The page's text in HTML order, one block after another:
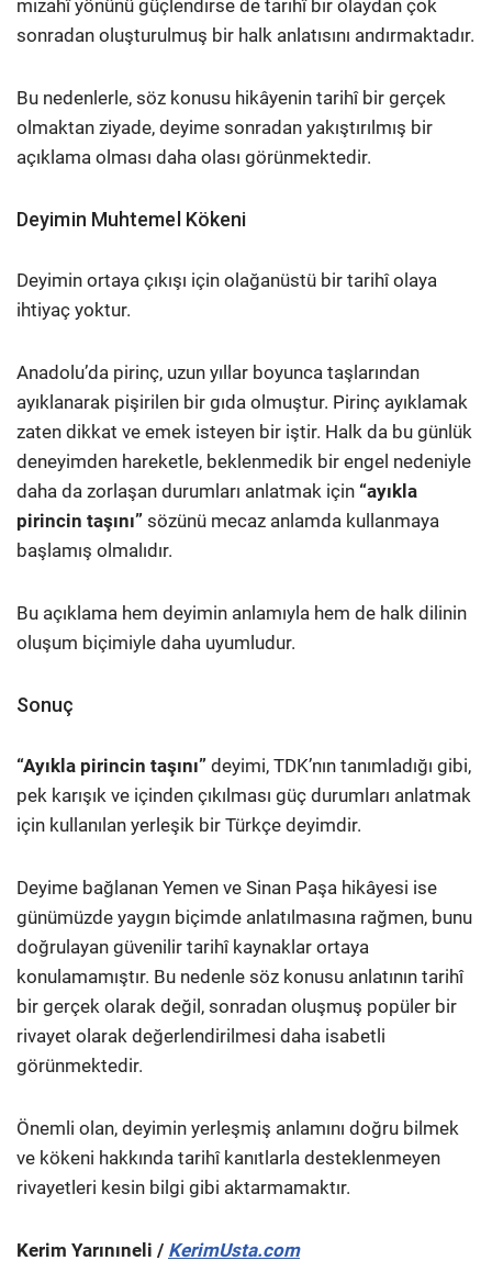
mizahî yönünü güçlendirse de tarihî bir olaydan çok
sonradan oluşturulmuş bir halk anlatısını andırmaktadır.
Bu nedenlerle, söz konusu hikâyenin tarihî bir gerçek
olmaktan ziyade, deyime sonradan yakıştırılmış bir
açıklama olması daha olası görünmektedir.
Deyimin Muhtemel Kökeni
Deyimin ortaya çıkışı için olağanüstü bir tarihî olaya
ihtiyaç yoktur.
Anadolu’da pirinç, uzun yıllar boyunca taşlarından
ayıklanarak pişirilen bir gıda olmuştur. Pirinç ayıklamak
zaten dikkat ve emek isteyen bir iştir. Halk da bu günlük
deneyimden hareketle, beklenmedik bir engel nedeniyle
daha da zorlaşan durumları anlatmak için “ayıkla
pirincin taşını” sözünü mecaz anlamda kullanmaya
başlamış olmalıdır.
Bu açıklama hem deyimin anlamıyla hem de halk dilinin
oluşum biçimiyle daha uyumludur.
Sonuç
“Ayıkla pirincin taşını” deyimi, TDK’nın tanımladığı gibi,
pek karışık ve içinden çıkılması güç durumları anlatmak
için kullanılan yerleşik bir Türkçe deyimdir.
Deyime bağlanan Yemen ve Sinan Paşa hikâyesi ise
günümüzde yaygın biçimde anlatılmasına rağmen, bunu
doğrulayan güvenilir tarihî kaynaklar ortaya
konulamamıştır. Bu nedenle söz konusu anlatının tarihî
bir gerçek olarak değil, sonradan oluşmuş popüler bir
rivayet olarak değerlendirilmesi daha isabetli
görünmektedir.
Önemli olan, deyimin yerleşmiş anlamını doğru bilmek
ve kökeni hakkında tarihî kanıtlarla desteklenmeyen
rivayetleri kesin bilgi gibi aktarmamaktır.
Kerim Yarınıneli / KerimUsta.com